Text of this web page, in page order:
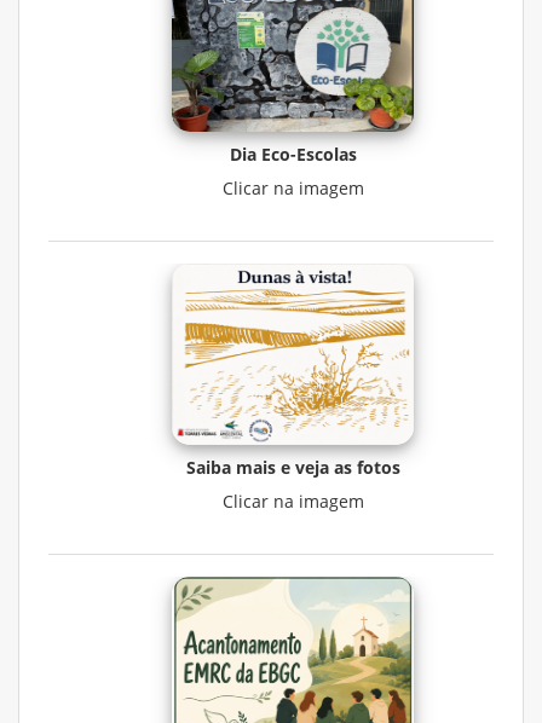
Dia Eco-Escolas
Clicar na imagem
Saiba mais e veja as fotos
Clicar na imagem